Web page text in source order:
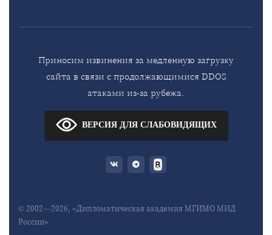
Приносим извинения за медленную загрузку
сайта в связи с продолжающимися DDOS
атаками из-за рубежа.
ВЕРСИЯ ДЛЯ СЛАБОВИДЯЩИХ
© 2002—2026, «Дипломатическая академия МГИМО МИД
России»